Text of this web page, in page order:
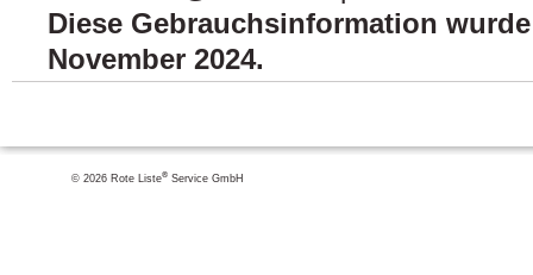
Diese Gebrauchsinformation
November 2024.
© 2026 Rote Liste® Service GmbH